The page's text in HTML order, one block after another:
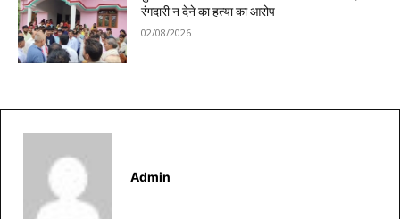
रंगदारी न देने का हत्या का आरोप
02/08/2026
Admin